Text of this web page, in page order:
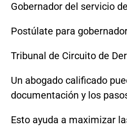
Gobernador del servicio
Postúlate para
Tribunal de Circuito de
Un abogado calificado
documentación y los
Esto ayuda a maximizar